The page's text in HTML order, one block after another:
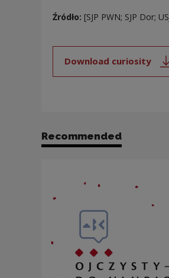
Źródło: [SJP PWN; SJP Dor;
Download curiosity
Note, the
Recommended